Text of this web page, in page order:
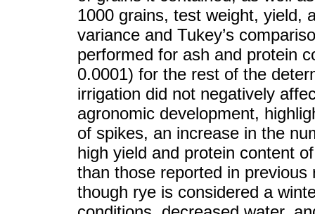
1000 grains, test weight, yield,
variance and Tukey’s
performed for ash and protein
0.0001) for the rest of the
irrigation did not negatively
agronomic development,
of spikes, an increase in the
high yield and protein content
than those reported in
though rye is considered a